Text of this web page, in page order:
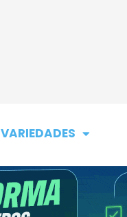
VARIEDADES